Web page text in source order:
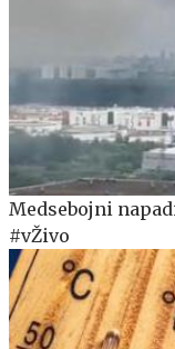
Medsebojni
#vŽivo